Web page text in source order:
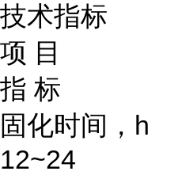
技术指标
项 目
指 标
固化时间，h
12~24